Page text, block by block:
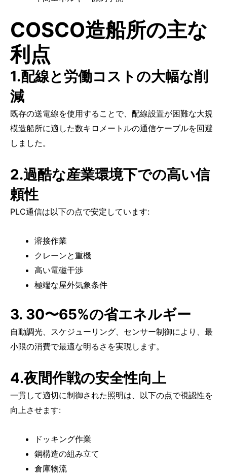
COSCO造船所の主な
利点
1.配線と労働コストの大幅な削
減
既存の送電線を使用することで、配線設置が困難な大規
模造船所に適した数キロメートルの通信ケーブルを回避
しました。
2.過酷な産業環境下での高い信
頼性
PLC通信は以下の点で安定しています:
溶接作業
クレーンと重機
高い電磁干渉
極端な屋外気象条件
3. 30〜65%の省エネルギー
自動調光、スケジューリング、センサー制御により、最
小限の消費で最適な明るさを実現します。
4.夜間作戦の安全性向上
一貫して適切に制御された照明は、以下の点で視認性を
向上させます:
ドッキング作業
鋼構造の組み立て
倉庫物流